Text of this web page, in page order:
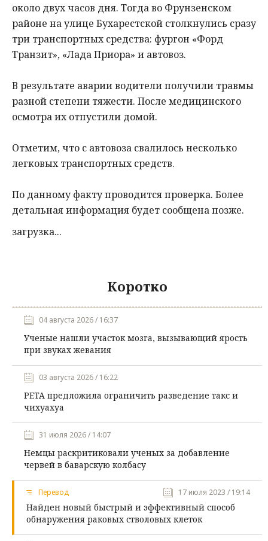
около двух часов дня. Тогда во Фрунзенском
районе на улице Бухарестской столкнулись сразу
три транспортных средства: фургон «Форд
Транзит», «Лада Приора» и автовоз.
В результате аварии водители получили травмы
разной степени тяжести. После медицинского
осмотра их отпустили домой.
Отметим, что с автовоза свалилось несколько
легковых транспортных средств.
По данному факту проводится проверка. Более
детальная информация будет сообщена позже.
загрузка...
Коротко
04 августа 2026 / 16:37
Ученые нашли участок мозга, вызывающий ярость
при звуках жевания
03 августа 2026 / 16:22
PETA предложила ограничить разведение такс и
чихуахуа
31 июля 2026 / 14:07
Немцы раскритиковали ученых за добавление
червей в баварскую колбасу
Перевод 17 июля 2023 / 19:14
Найден новый быстрый и эффективный способ
обнаружения раковых стволовых клеток